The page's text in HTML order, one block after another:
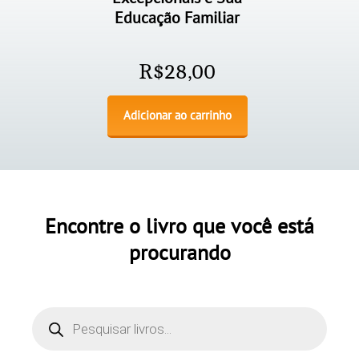
Educação Familiar
R$28,00
Adicionar ao carrinho
Encontre o livro que você está
procurando